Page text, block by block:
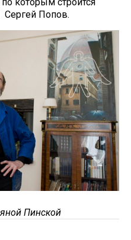
которым строится
Сергей Попов.
Пинской